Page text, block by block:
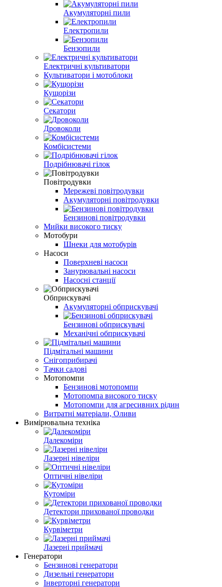
Акумуляторні пили
Електропили
Бензопили
Електричні культиватори
Культиватори і мотоблоки
Кущорізи
Секатори
Дровоколи
Комбісистеми
Подрібнювачі гілок
Повітродувки
Мережеві повітродувки
Акумуляторні повітродувки
Бензинові повітродувки
Мийки високого тиску
Мотобури
Шнеки для мотобурів
Насоси
Поверхневі насоси
Занурювальні насоси
Насосні станції
Обприскувачі
Акумуляторні обприскувачі
Бензинові обприскувачі
Механічні обприскувачі
Підмітальні машини
Снігоприбирачі
Тачки садові
Мотопомпи
Бензинові мотопомпи
Мотопомпа високого тиску
Мотопомпи для агресивних рідин
Витратні матеріали, Оливи
Вимірювальна техніка
Далекоміри
Лазерні нівеліри
Оптичні нівеліри
Кутоміри
Детектори прихованої проводки
Курвіметри
Лазерні приймачі
Генератори
Бензинові генератори
Дизельні генератори
Інверторні генератори